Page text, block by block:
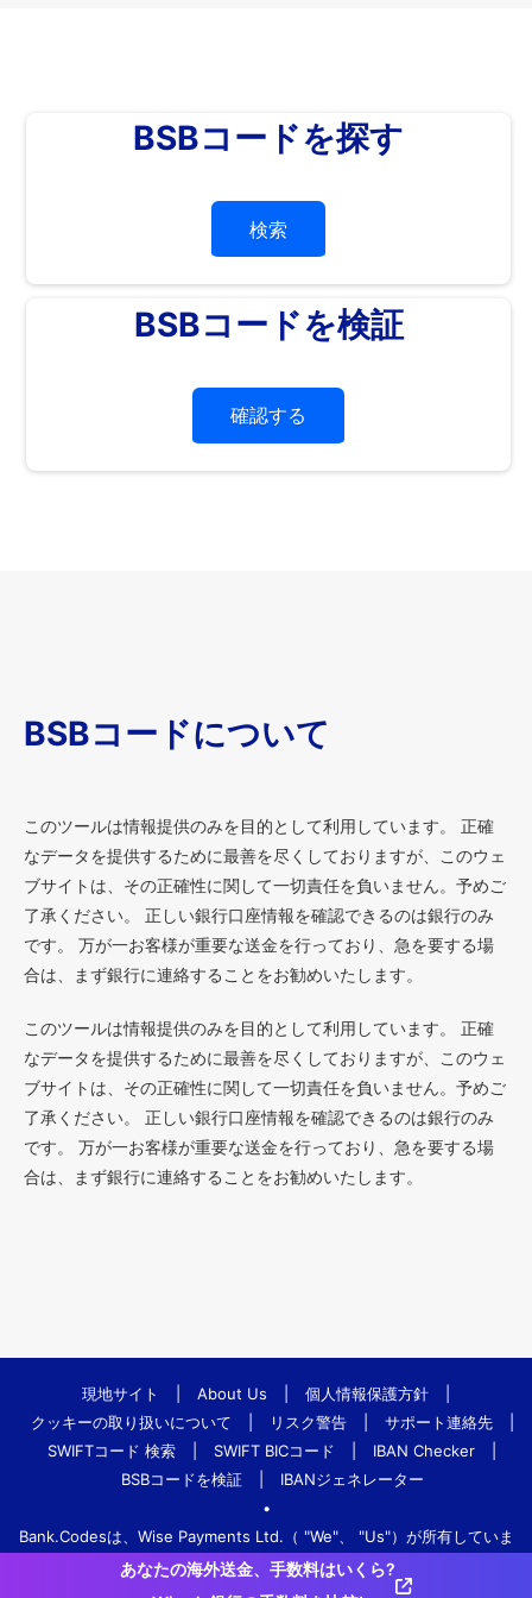
BSBコードを探す
検索
BSBコードを検証
確認する
BSBコードについて
このツールは情報提供のみを目的として利用しています。 正確
なデータを提供するために最善を尽くしておりますが、このウェ
ブサイトは、その正確性に関して一切責任を負いません。予めご
了承ください。 正しい銀行口座情報を確認できるのは銀行のみ
です。 万が一お客様が重要な送金を行っており、急を要する場
合は、まず銀行に連絡することをお勧めいたします。
このツールは情報提供のみを目的として利用しています。 正確
なデータを提供するために最善を尽くしておりますが、このウェ
ブサイトは、その正確性に関して一切責任を負いません。予めご
了承ください。 正しい銀行口座情報を確認できるのは銀行のみ
です。 万が一お客様が重要な送金を行っており、急を要する場
合は、まず銀行に連絡することをお勧めいたします。
現地サイト About Us 個人情報保護方針
クッキーの取り扱いについて
リスク警告 サポート連絡先
SWIFTコード 検索
SWIFT BICコード IBAN Checker
BSBコードを検証
IBANジェネレーター
•
Bank.Codesは、Wise Payments Ltd.（ "We"、 "Us"）が所有していま
す。
あなたの海外送金、手数料はいくら?